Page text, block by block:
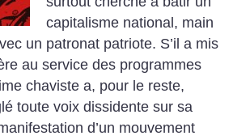
capitalisme national, main
un patronat patriote. S’il a mis
au service des programmes
chaviste a, pour le reste,
toute voix dissidente sur sa
d’un mouvement